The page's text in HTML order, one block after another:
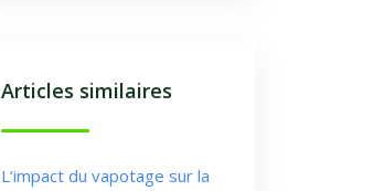
Articles similaires
L’impact du vapotage sur la